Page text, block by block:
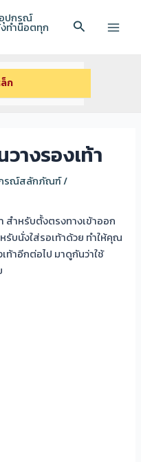
Search
Main
ก
างรองเท้า
กรณ์สลักภัณฑ์/
สำหรับตั้งตรงทางเข้าออก
รับนั่งใส่รอเท้าด้วย ทำให้คุณ
ท้าอีกต่อไป มาดูกันว่าใช้